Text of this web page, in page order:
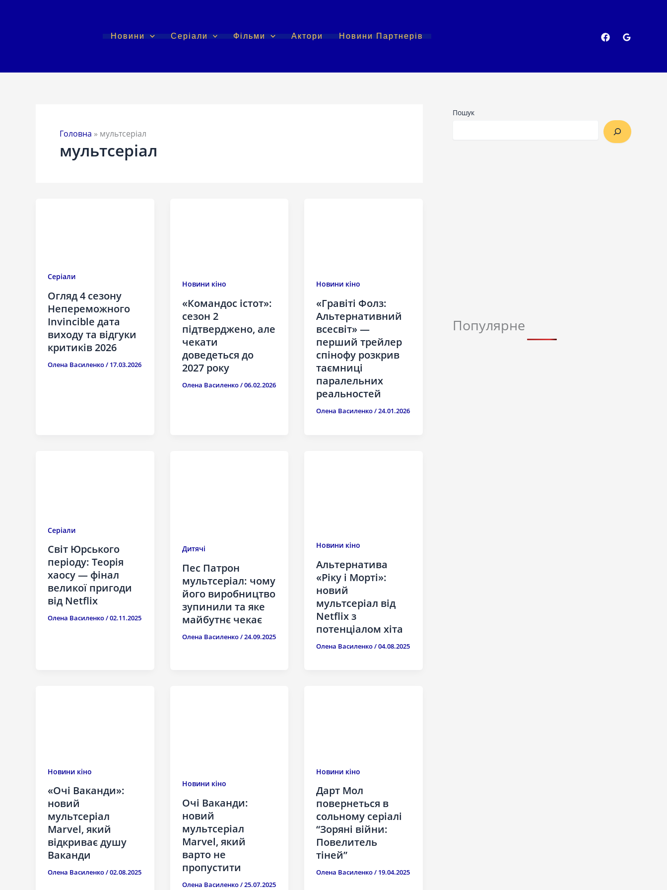
Новини Серіали Фільми Актори Новини Партнерів
Головна » мультсеріал
мультсеріал
Серіали
Огляд 4 сезону
Непереможного
Invincible дата
виходу та відгуки
критиків 2026
Олена Василенко/ 17.03.2026
Новини кіно
«Командос істот»:
сезон 2
підтверджено, але
чекати
доведеться до
2027 року
Олена Василенко/06.02.2026
Новини кіно
«Гравіті Фолз:
Альтернативний
всесвіт» —
перший трейлер
спінофу розкрив
таємниці
паралельних
реальностей
Олена Василенко/24.01.2026
Серіали
Світ Юрського
періоду: Теорія
хаосу — фінал
великої пригоди
від Netflix
Олена Василенко/02.11.2025
Дитячі
Пес Патрон
мультсеріал: чому
його виробництво
зупинили та яке
майбутнє чекає
Олена Василенко/24.09.2025
Новини кіно
Альтернатива
«Ріку і Морті»:
новий
мультсеріал від
Netflix з
потенціалом хіта
Олена Василенко/04.08.2025
Новини кіно
«Очі Ваканди»:
новий
мультсеріал
Marvel, який
відкриває душу
Ваканди
Олена Василенко/02.08.2025
Новини кіно
Очі Ваканди:
новий
мультсеріал
Marvel, який
варто не
пропустити
Олена Василенко/25.07.2025
Новини кіно
Дарт Мол
повернеться в
сольному серіалі
“Зоряні війни:
Повелитель
тіней”
Олена Василенко/ 19.04.2025
Пошук
Популярне